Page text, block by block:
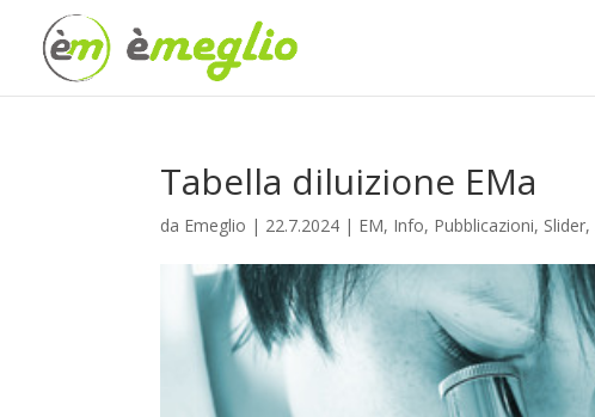
Tabella diluizione EMa
da Emeglio | 22.7.2024 | EM, Info, Pubblicazioni, Slider,